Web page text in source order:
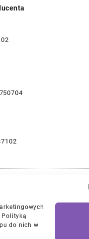
Polityką
do nich w
Najlepszej Jakości Części
Polityka Prywatności